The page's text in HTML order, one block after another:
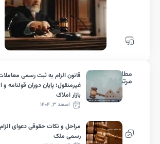
قانون الزام به ثبت رسمی معاملات اموال
غیرمنقول؛ پایان دوران قولنامه و انقلاب حقوقی در
بازار املاک
اسفند ۳, ۱۴۰۴
مراحل و نکات حقوقی دعوای الزام به تنظیم سند
رسمی ملک